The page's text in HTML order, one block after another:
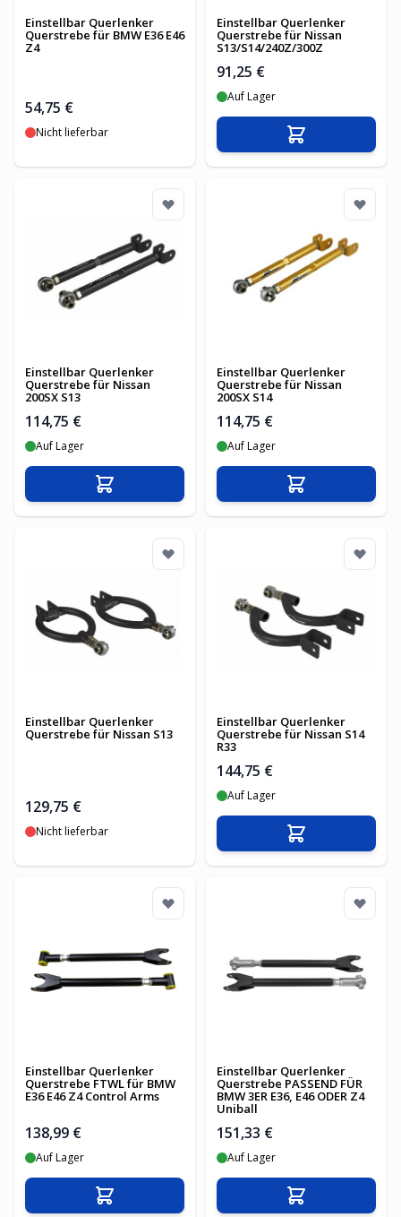
Einstellbar Querlenker
Querstrebe für BMW E36 E46
Z4
54,75 €
Nicht lieferbar
Einstellbar Querlenker
Querstrebe für Nissan
S13/S14/240Z/300Z
91,25 €
Auf Lager
In den
Einstellbar Querlenker
Querstrebe für Nissan
200SX S13
114,75 €
Auf Lager
In den Warenkorb
Einstellbar Querlenker
Querstrebe für Nissan
200SX S14
114,75 €
Auf Lager
In den
Einstellbar Querlenker
Querstrebe für Nissan S13
129,75 €
Nicht lieferbar
Einstellbar Querlenker
Querstrebe für Nissan S14
R33
144,75 €
Auf Lager
In den
Einstellbar Querlenker
Querstrebe FTWL für BMW
E36 E46 Z4 Control Arms
138,99 €
Auf Lager
In den Warenkorb
Einstellbar Querlenker
Querstrebe PASSEND FÜR
BMW 3ER E36, E46 ODER Z4
Uniball
151,33 €
Auf Lager
In den